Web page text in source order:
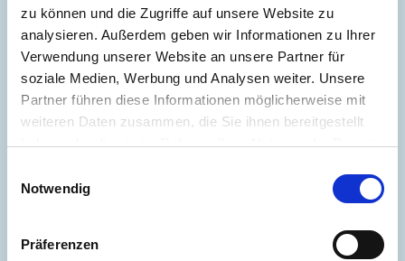
zu können und die Zugriffe auf unsere Website zu
analysieren. Außerdem geben wir Informationen zu Ihrer
Verwendung unserer Website an unsere Partner für
soziale Medien, Werbung und Analysen weiter. Unsere
Partner führen diese Informationen möglicherweise mit
weiteren Daten zusammen, die Sie ihnen bereitgestellt
haben oder die sie im Rahmen Ihrer Nutzung der Dienste
Notwendig
Präferenzen
Immobilienbewertung
fundierteMarktpreisanalyse
Vermarktung dank innovativer
Bei Bedarf: optische Auffrischung des Objekts